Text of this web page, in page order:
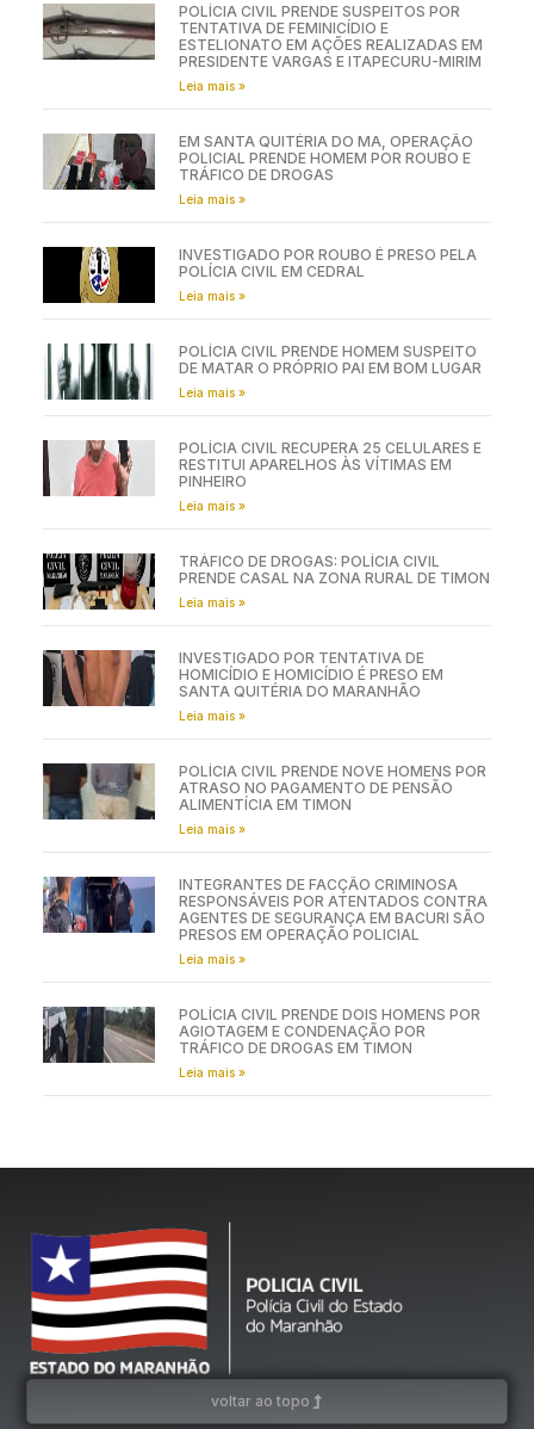
POLÍCIA CIVIL PRENDE SUSPEITOS POR
TENTATIVA DE FEMINICÍDIO E
ESTELIONATO EM AÇÕES REALIZADAS EM
PRESIDENTE VARGAS E ITAPECURU-MIRIM
Leia mais »
EM SANTA QUITÉRIA DO MA, OPERAÇÃO
POLICIAL PRENDE HOMEM POR ROUBO E
TRÁFICO DE DROGAS
Leia mais »
INVESTIGADO POR ROUBO É PRESO PELA
POLÍCIA CIVIL EM CEDRAL
Leia mais »
POLÍCIA CIVIL PRENDE HOMEM SUSPEITO
DE MATAR O PRÓPRIO PAI EM BOM LUGAR
Leia mais »
POLÍCIA CIVIL RECUPERA 25 CELULARES E
RESTITUI APARELHOS ÀS VÍTIMAS EM
PINHEIRO
Leia mais »
TRÁFICO DE DROGAS: POLÍCIA CIVIL
PRENDE CASAL NA ZONA RURAL DE TIMON
Leia mais »
INVESTIGADO POR TENTATIVA DE
HOMICÍDIO E HOMICÍDIO É PRESO EM
SANTA QUITÉRIA DO MARANHÃO
Leia mais »
POLÍCIA CIVIL PRENDE NOVE HOMENS POR
ATRASO NO PAGAMENTO DE PENSÃO
ALIMENTÍCIA EM TIMON
Leia mais »
INTEGRANTES DE FACÇÃO CRIMINOSA
RESPONSÁVEIS POR ATENTADOS CONTRA
AGENTES DE SEGURANÇA EM BACURI SÃO
PRESOS EM OPERAÇÃO POLICIAL
Leia mais »
POLÍCIA CIVIL PRENDE DOIS HOMENS POR
AGIOTAGEM E CONDENAÇÃO POR
TRÁFICO DE DROGAS EM TIMON
Leia mais »
voltar ao topo